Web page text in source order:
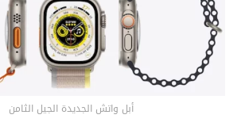
أبل واتش الجديدة الجيل الثامن